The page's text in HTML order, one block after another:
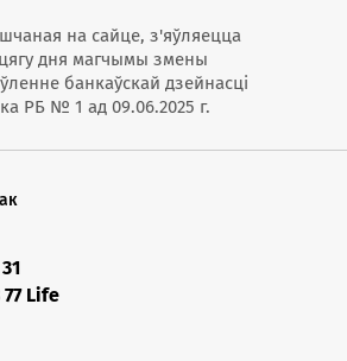
на сайце, з'яўляецца
дня магчымы змены
банкаўскай дзейнасці
РБ № 1 ад 09.06.2025 г.
77 Life